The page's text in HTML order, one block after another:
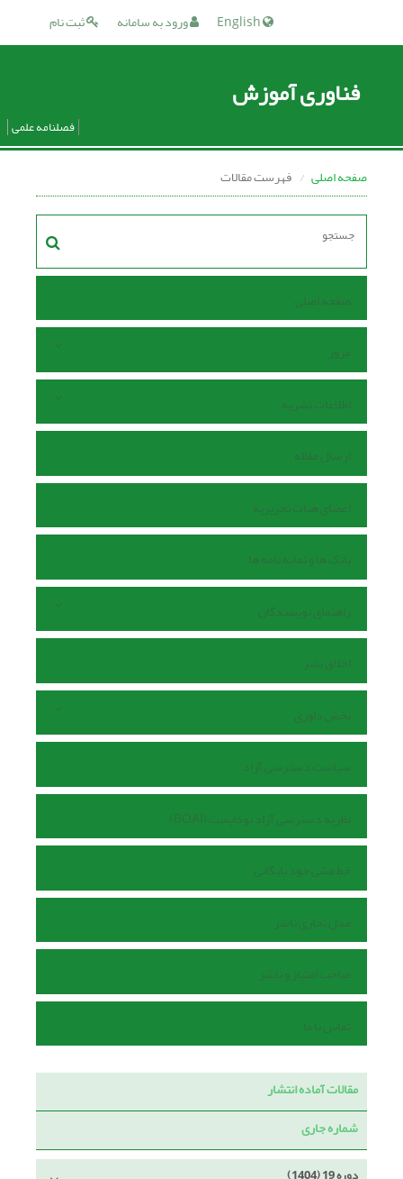
ثبت نام ورود به سامانه
فناوری آموزش
فصلنامه علمی
صفحه اصلی فهرست مقالات
صفحه اصلی
مرور
اطلاعات نشریه
ارسال مقاله
اعضای هیات تحریریه
بانک ها و نمایه نامه ها
راهنمای نویسندگان
اخلاق نشر
بخش داوری
سیاست دسترسی آزاد
نظریه دسترسی آزاد بوداپست (BOAI)
خط مشی خود بایگانی
مدل تجاری ناشر
صاحب امتیاز و ناشر
تماس با ما
مقالات آماده انتشار
شماره جاری